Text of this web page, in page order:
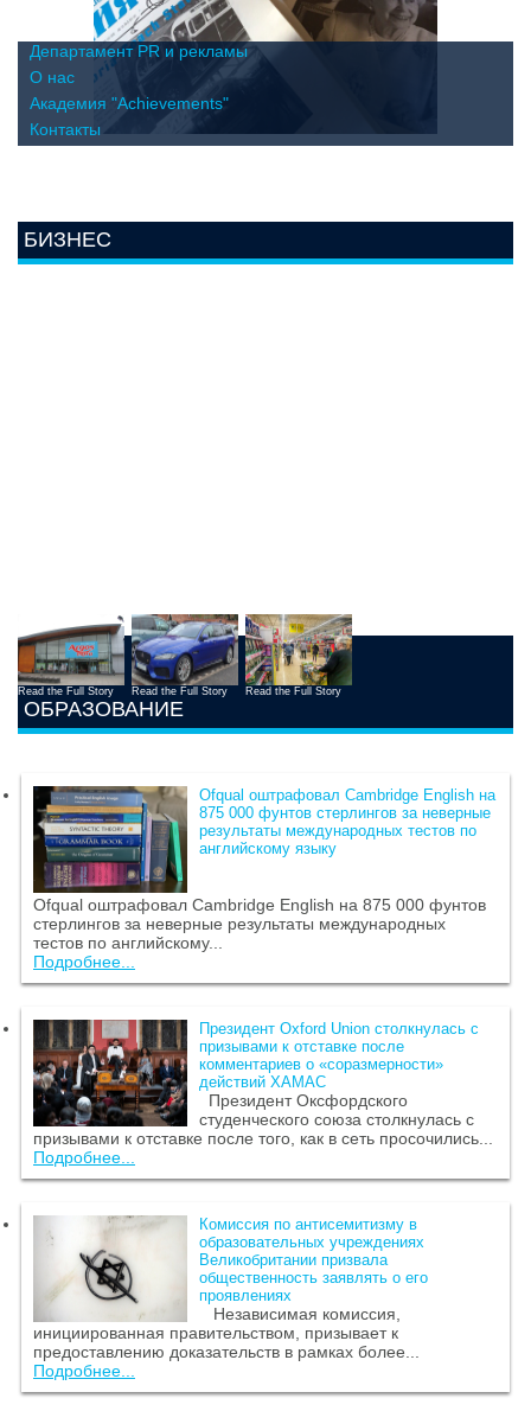
Департамент PR и рекламы
О нас
Академия "Achievements"
Контакты
БИЗНЕС
Read the Full Story Read the Full Story Read the Full Story
ОБРАЗОВАНИЕ
Ofqual оштрафовал Cambridge English на
875 000 фунтов стерлингов за неверные
результаты международных тестов по
английскому языку
Ofqual оштрафовал Cambridge English на 875 000 фунтов
стерлингов за неверные результаты международных
тестов по английскому...
Подробнее...
Президент Oxford Union столкнулась с
призывами к отставке после
комментариев о «соразмерности»
действий ХАМАС
Президент Оксфордского
студенческого союза столкнулась с
призывами к отставке после того, как в сеть просочились...
Подробнее...
Комиссия по антисемитизму в
образовательных учреждениях
Великобритании призвала
общественность заявлять о его
проявлениях
Независимая комиссия,
инициированная правительством, призывает к
предоставлению доказательств в рамках более...
Подробнее...